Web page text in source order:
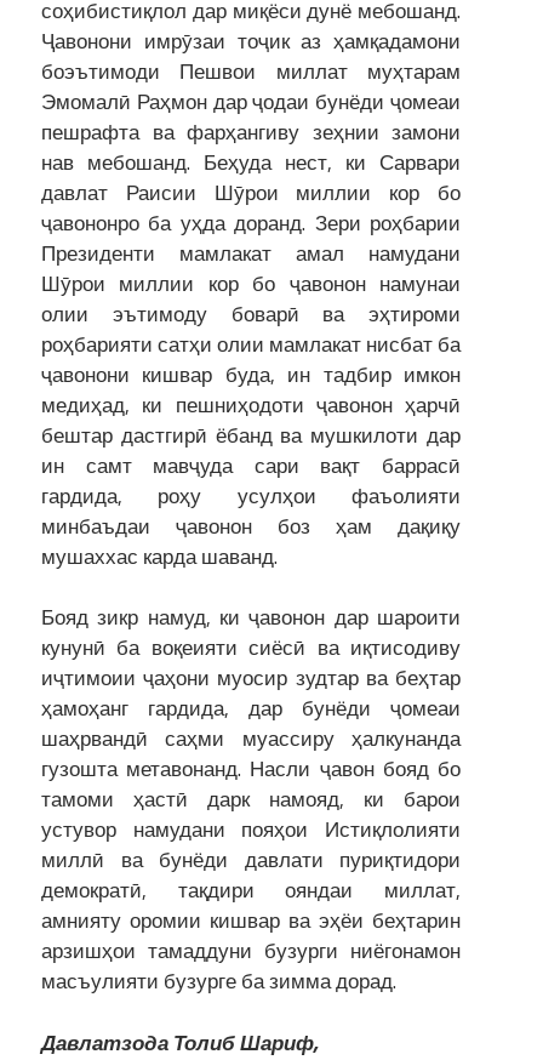
соҳибистиқлол дар миқёси дунё мебошанд.
Ҷавонони имрӯзаи тоҷик аз ҳамқадамони
боэътимоди Пешвои миллат муҳтарам
Эмомалӣ Раҳмон дар ҷодаи бунёди ҷомеаи
пешрафта ва фарҳангиву зеҳнии замони
нав мебошанд. Беҳуда нест, ки Сарвари
давлат Раисии Шӯрои миллии кор бо
ҷавононро ба уҳда доранд. Зери роҳбарии
Президенти мамлакат амал намудани
Шӯрои миллии кор бо ҷавонон намунаи
олии эътимоду боварӣ ва эҳтироми
роҳбарияти сатҳи олии мамлакат нисбат ба
ҷавонони кишвар буда, ин тадбир имкон
медиҳад, ки пешниҳодоти ҷавонон ҳарчӣ
бештар дастгирӣ ёбанд ва мушкилоти дар
ин самт мавҷуда сари вақт баррасӣ
гардида, роҳу усулҳои фаъолияти
минбаъдаи ҷавонон боз ҳам дақиқу
мушаххас карда шаванд.
Бояд зикр намуд, ки ҷавонон дар шароити
кунунӣ ба воқеияти сиёсӣ ва иқтисодиву
иҷтимоии ҷаҳони муосир зудтар ва беҳтар
ҳамоҳанг гардида, дар бунёди ҷомеаи
шаҳрвандӣ саҳми муассиру ҳалкунанда
гузошта метавонанд. Насли ҷавон бояд бо
тамоми ҳастӣ дарк намояд, ки барои
устувор намудани пояҳои Истиқлолияти
миллӣ ва бунёди давлати пуриқтидори
демократӣ, тақдири ояндаи миллат,
амнияту оромии кишвар ва эҳёи беҳтарин
арзишҳои тамаддуни бузурги ниёгонамон
масъулияти бузурге ба зимма дорад.
Давлатзода Толиб Шариф,